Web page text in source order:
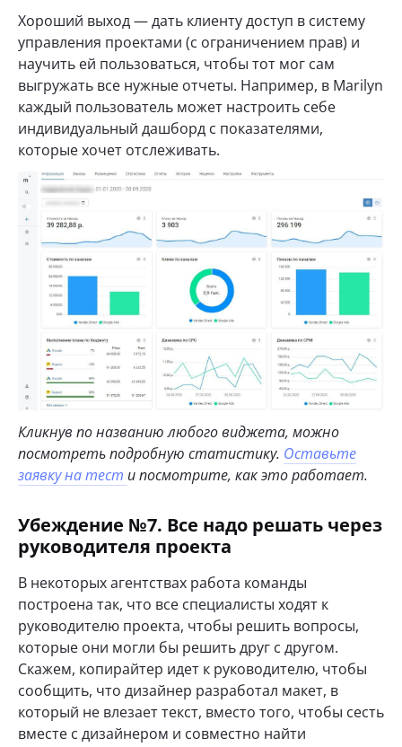
Хороший выход — дать клиенту доступ в систему
управления проектами (с ограничением прав) и
научить ей пользоваться, чтобы тот мог сам
выгружать все нужные отчеты. Например, в Marilyn
каждый пользователь может настроить себе
индивидуальный дашборд с показателями,
которые хочет отслеживать.
Кликнув по названию любого виджета, можно
посмотреть подробную статистику. Оставьте
заявку на тест и посмотрите, как это работает.
Убеждение №7. Все надо решать через
руководителя проекта
В некоторых агентствах работа команды
построена так, что все специалисты ходят к
руководителю проекта, чтобы решить вопросы,
которые они могли бы решить друг с другом.
Скажем, копирайтер идет к руководителю, чтобы
сообщить, что дизайнер разработал макет, в
который не влезает текст, вместо того, чтобы сесть
вместе с дизайнером и совместно найти